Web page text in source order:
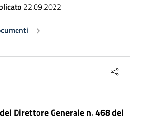
22.09.2022
Direttore Generale n. 468 del